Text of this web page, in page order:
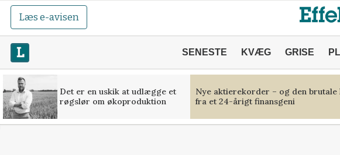
Læs e-avisen
SENESTE KVÆG GRISE
Det er en uskik at udlægge et
røgslør om økoproduktion
Nye aktierekorder – og den brutale
fra et 24-årigt finansgeni